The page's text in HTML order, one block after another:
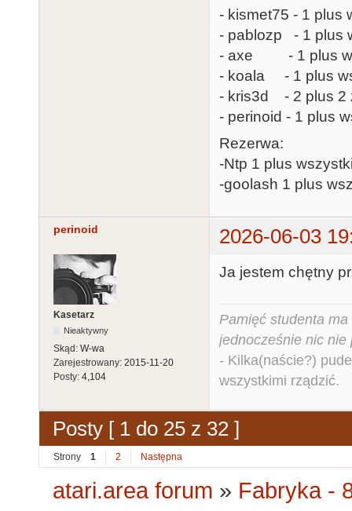
- kismet75 - 1 plus
- pablozp - 1 plus
- axe - 1 plus
- koala - 1 plus
- kris3d - 2 plus 2
- perinoid - 1 plus
Rezerwa:
-Ntp 1 plus
-goolash 1 plus
perinoid 2026-06-03
Kasetarz
Nieaktywny
Skąd: W-wa
Zarejestrowany: 2015-11-20
Posty: 4,104
Ja jestem chętny
Pamięć studenta
jednocześnie nic nie
- Kilka(naście?)
wszystkimi rządzić.
Posty [ 1 do 25 z 32 ]
Strony 1 2 Następna
atari.area forum » Fabryka -